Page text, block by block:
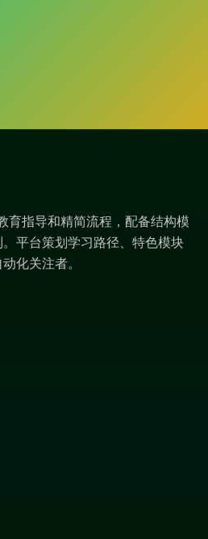
育指导和精简流程，配备结构模
平台策划学习路径、特色模块
化关注者。